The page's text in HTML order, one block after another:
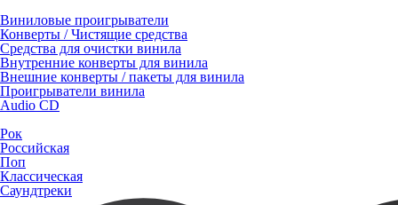
Виниловые проигрыватели
Конверты / Чистящие средства
Средства для очистки винила
Внутренние конверты для винила
Внешние конверты / пакеты для винила
Проигрыватели винила
Audio CD
Рок
Российская
Поп
Классическая
Саундтреки